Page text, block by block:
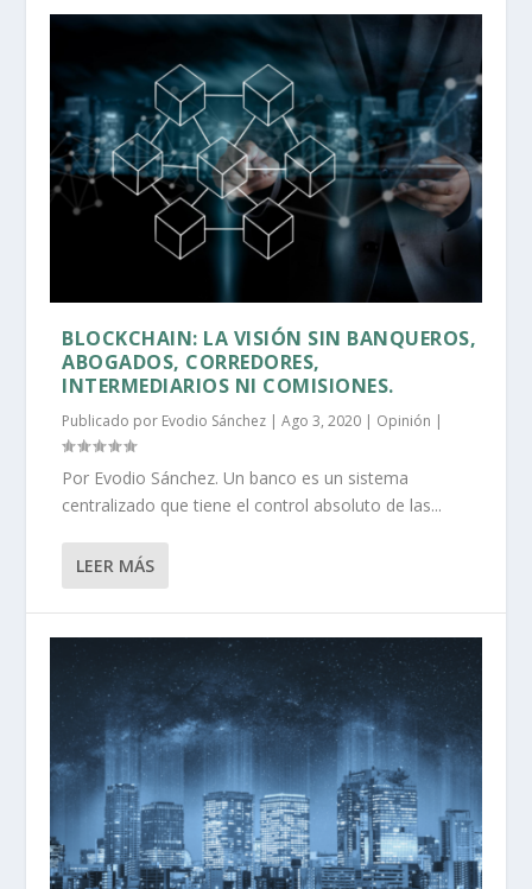
BLOCKCHAIN: LA VISIÓN SIN BANQUEROS,
ABOGADOS, CORREDORES,
INTERMEDIARIOS NI COMISIONES.
Publicado por Evodio Sánchez |Ago 3, 2020 | Opinión |
Por Evodio Sánchez. Un banco es un sistema
centralizado que tiene el control absoluto de las...
LEER MÁS